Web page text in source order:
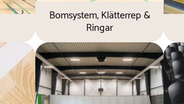
Bomsystem, Klätterrep &
Ringar